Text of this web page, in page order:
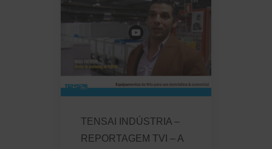
TENSAI INDÚSTRIA –
REPORTAGEM TVI – A